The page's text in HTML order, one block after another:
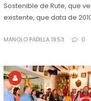
Sostenible de Rute, que
existente, que data de
MANOLO PADILLA 19:53 0